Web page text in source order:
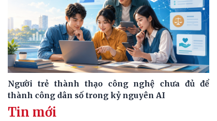
Người trẻ thành thạo công nghệ chưa đủ để
thành công dân số trong kỷ nguyên AI
Tin mới